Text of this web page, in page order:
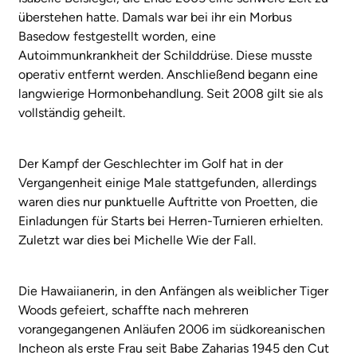
überstehen hatte. Damals war bei ihr ein Morbus
Basedow festgestellt worden, eine
Autoimmunkrankheit der Schilddrüse. Diese musste
operativ entfernt werden. Anschließend begann eine
langwierige Hormonbehandlung. Seit 2008 gilt sie als
vollständig geheilt.
Der Kampf der Geschlechter im Golf hat in der
Vergangenheit einige Male stattgefunden, allerdings
waren dies nur punktuelle Auftritte von Proetten, die
Einladungen für Starts bei Herren-Turnieren erhielten.
Zuletzt war dies bei Michelle Wie der Fall.
Die Hawaiianerin, in den Anfängen als weiblicher Tiger
Woods gefeiert, schaffte nach mehreren
vorangegangenen Anläufen 2006 im südkoreanischen
Incheon als erste Frau seit Babe Zaharias 1945 den Cut